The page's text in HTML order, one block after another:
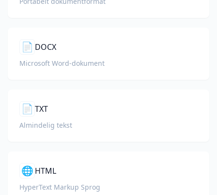
📄 DOCX
Microsoft Word-dokument
📄 TXT
Almindelig tekst
🌐 HTML
HyperText Markup Sprog